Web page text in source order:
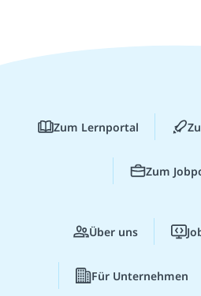
Zum Lernportal
Zum
Über uns
Für Unternehmen